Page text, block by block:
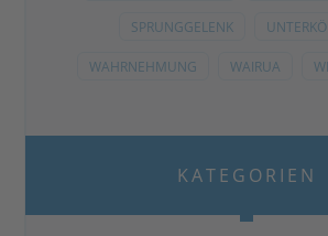
SPRUNGGELENK
WAHRNEHMUNG WAIRUA
KATEGORIEN